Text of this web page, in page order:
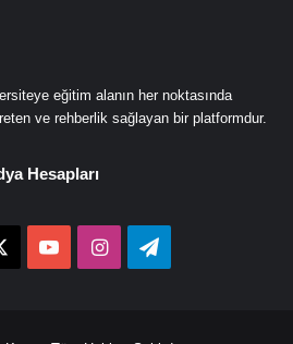
eğitim alanın her noktasında
ve rehberlik sağlayan bir platformdur.
Hesapları
YouTubeInstagramTelegram